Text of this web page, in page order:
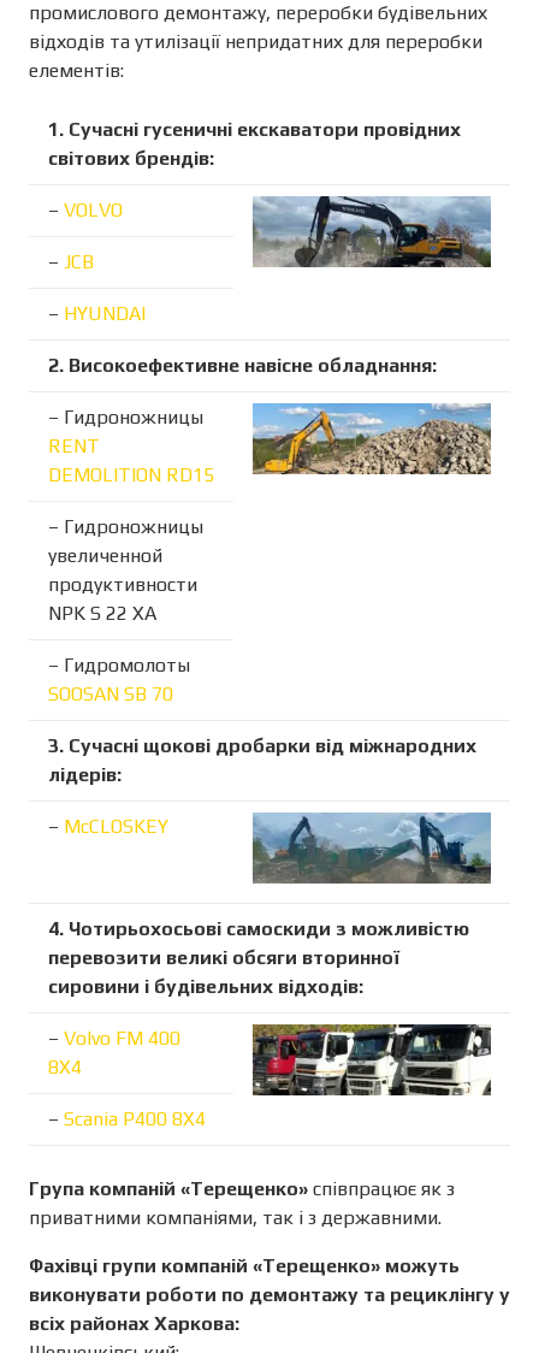
промислового демонтажу, переробки будівельних
відходів та утилізації непридатних для переробки
елементів:
1. Сучасні гусеничні екскаватори провідних
світових брендів:
– VOLVO
– JCB
– HYUNDAI
2. Високоефективне навісне обладнання:
– Гидроножницы
RENT
DEMOLITION RD15
– Гидроножницы
увеличенной
продуктивности
NPK S 22 XA
– Гидромолоты
SOOSAN SB 70
3. Сучасні щокові дробарки від міжнародних
лідерів:
– McCLOSKEY
4. Чотирьохосьові самоскиди з можливістю
перевозити великі обсяги вторинної
сировини і будівельних відходів:
– Volvo FM 400
8X4
– Scania P400 8X4
Група компаній «Терещенко» співпрацює як з
приватними компаніями, так і з державними.
Фахівці групи компаній «Терещенко» можуть
виконувати роботи по демонтажу та рециклінгу у
всіх районах Харкова: